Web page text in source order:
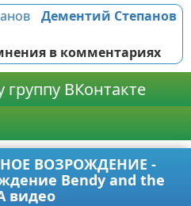
Дементий Степанов
в комментариях
ВКонтакте
ВОЗРОЖДЕНИЕ -
Bendy and the
видео